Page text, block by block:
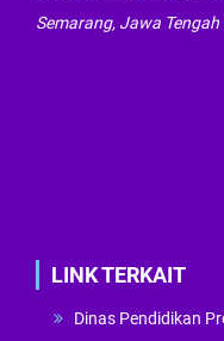
Semarang, Jawa
LINK TERKAIT
Dinas Pendidikan